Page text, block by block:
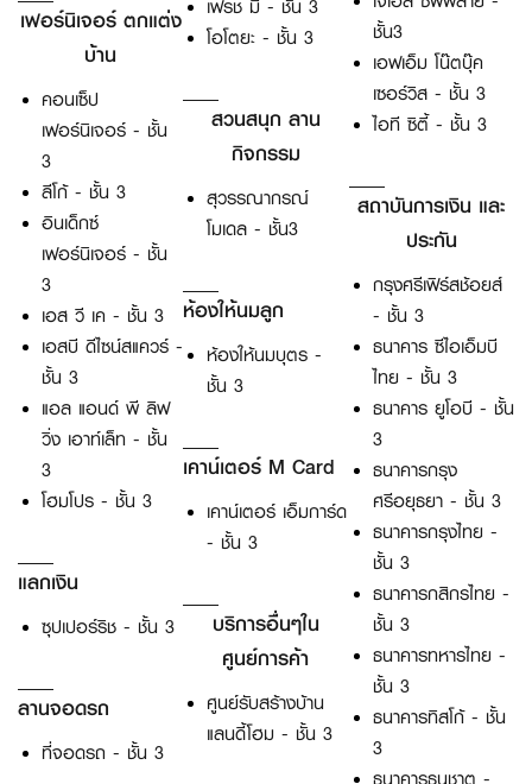
เฟอร์นิเจอร์ ตกแต่ง
บ้าน
คอนเซ็ป
เฟอร์นิเจอร์ - ชั้น
3
ลีโก้ - ชั้น 3
อินเด็กซ์
เฟอร์นิเจอร์ - ชั้น
3
เอส วี เค - ชั้น 3
เอสบี ดีไซน์สแควร์ -
ชั้น 3
แอล แอนด์ พี ลิฟ
วิ่ง เอาท์เล็ท - ชั้น
3
โฮมโปร - ชั้น 3
แลกเงิน
ซุปเปอร์ริช - ชั้น 3
ลานจอดรถ
ที่จอดรถ - ชั้น 3
โอโตยะ - ชั้น 3
สวนสนุก ลาน
กิจกรรม
สุวรรณากรณ์
โมเดล - ชั้น3
ห้องให้นมลูก
ห้องให้นมบุตร -
ชั้น 3
เคาน์เตอร์ M Card
เคาน์เตอร์ เอ็มการ์ด
- ชั้น 3
บริการอื่นๆใน
ศูนย์การค้า
ศูนย์รับสร้างบ้าน
แลนดี้โฮม - ชั้น 3
ชั้น3
เอฟเอ็ม โน๊ตบุ๊ค
เซอร์วิส - ชั้น 3
ไอที ซิตี้ - ชั้น 3
สถาบันการเงิน และ
ประกัน
กรุงศรีเฟิร์สช้อยส์
- ชั้น 3
ธนาคาร ซีไอเอ็มบี
ไทย - ชั้น 3
ธนาคาร ยูโอบี - ชั้น
3
ธนาคารกรุง
ศรีอยุธยา - ชั้น 3
ธนาคารกรุงไทย -
ชั้น 3
ธนาคารกสิกรไทย -
ชั้น 3
ธนาคารทหารไทย -
ชั้น 3
ธนาคารทิสโก้ - ชั้น
3